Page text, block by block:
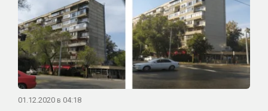
01.12.2020 в 04:18